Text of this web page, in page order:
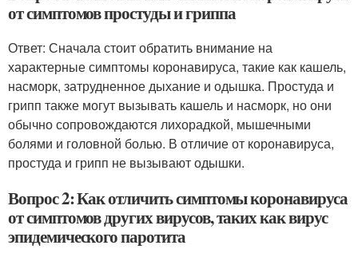
от симптомов простуды и гриппа
Ответ: Сначала стоит обратить внимание на
характерные симптомы коронавируса, такие как кашель,
насморк, затрудненное дыхание и одышка. Простуда и
грипп также могут вызывать кашель и насморк, но они
обычно сопровождаются лихорадкой, мышечными
болями и головной болью. В отличие от коронавируса,
простуда и грипп не вызывают одышки.
Вопрос 2: Как отличить симптомы коронавируса
от симптомов других вирусов, таких как вирус
эпидемического паротита